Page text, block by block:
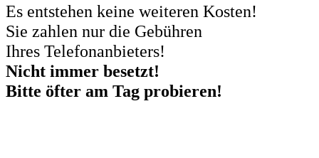
Es entstehen keine weiteren Kosten!
Sie zahlen nur die Gebühren
Ihres Telefonanbieters!
Nicht immer besetzt!
Bitte öfter am Tag probieren!